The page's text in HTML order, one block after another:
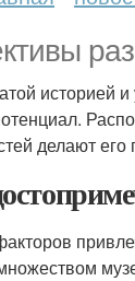
историей
делают